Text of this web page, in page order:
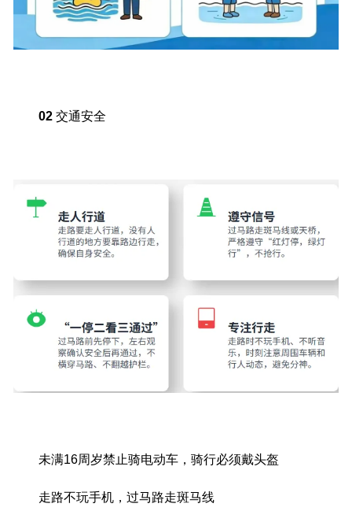
02 交通安全
未满16周岁禁止骑电动车，骑行必须戴头盔
走路不玩手机，过马路走斑马线